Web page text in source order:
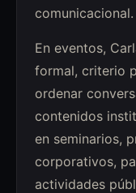
comunicacional.
En eventos,
formal, criterio
ordenar
contenidos
en seminarios,
corporativos,
actividades